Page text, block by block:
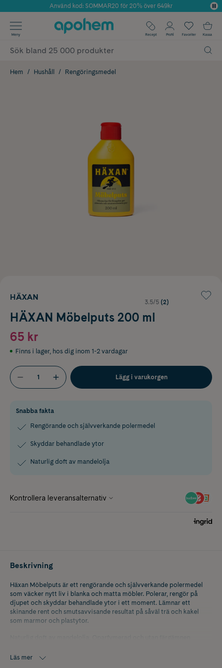
Årets Butik 2025 inom Skönhet
Använd kod: SOMMAR20 för 20% över 649kr
✓ Fri frakt
✓ Poäng på alla köp*
Meny Recept Profil Favoriter Kassa
Hem Hushåll Rengöringsmedel
HÄXAN
3.5/5 (2)
HÄXAN Möbelputs 200 ml
65 kr
Finns i lager, hos dig inom 1-2 vardagar
Lägg i varukorgen
Snabba fakta
Rengörande och självverkande polermedel
Skyddar behandlade ytor
Naturlig doft av mandelolja
Beskrivning
Häxan Möbelputs är ett rengörande och självverkande polermedel
som väcker nytt liv i blanka och matta möbler. Polerar, rengör på
djupet och skyddar behandlade ytor i ett moment. Lämnar ett
skinande rent och smutsavvisande resultat på såväl trä och kakel
som marmor och plastytor.
Läs mer